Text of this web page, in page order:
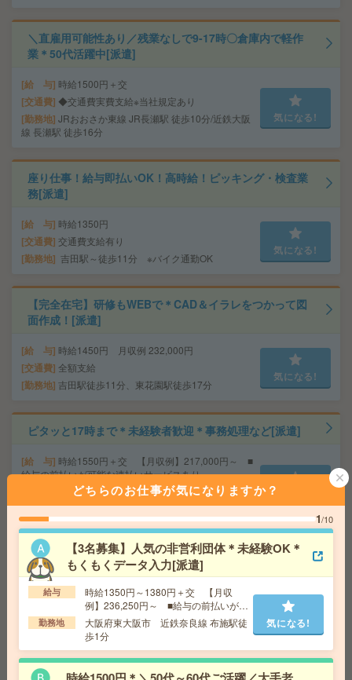
＼直雇用可能性あり／残業なしで9-17時〇倉庫内で軽作
業＊50代活躍中[派遣]
給 与 時給1500円＋交
交通費 ◆交通費実費支給※当社規定あり
勤務地 JRおおさか東線 JR長瀬駅 徒歩10分/近鉄大阪
線 長瀬駅 徒歩16分
気になる!
座り仕事！給与即払いOK！高時給！ピッキング・検査業
務[派遣]
給 与 時給1350円
交通費 交通費支給有り
勤務地 吉田駅～徒歩11分 ※バイク通勤OK
気になる!
【完全在宅】研修もWEBで＊CAD＆イラレをつかって図
面作成！[派遣]
給 与 時給1450円 月収例 232,000円
交通費 全額支給
勤務地 吉田駅徒歩11分、東花園駅徒歩17分
気になる!
ピタッと17時まで＊未経験者歓迎＊事務処理など[派遣]
給 与 時給1550円＋交 【月収例】217,000円～ ■
給与の前払いが可能な速払いサービスあり
交通費支給あり
勤務地 大阪府東大阪市 近鉄奈良線 布施駅徒歩6分
気になる!
＜週3～相談OK！＞10～16時！教育機関で＊授業用の文
章チェックなど[派遣]
給 与 時給1500円～1550円＋交 ■給与の前払いが
可能な速払いサービスあり
交通費 交通費支給あり
勤務地 大阪府豊中市 阪急宝塚線 曽根（大阪）駅徒
歩17分、北大阪急行線 緑地公園駅徒歩9分
どちらのお仕事が気になりますか？
1/10
【3名募集】人気の非営利団体＊未経験OK＊
もくもくデータ入力[派遣]
給与
時給1350円～1380円＋交 【月収
例】236,250円～ ■給与の前払いが可
能な速払いサービスあり
勤務地
大阪府東大阪市 近鉄奈良線 布施駅徒
歩1分
気になる!